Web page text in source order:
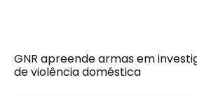
GNR apreende armas em
de violência doméstica